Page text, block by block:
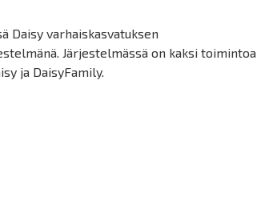
Daisy varhaiskasvatuksen
Järjestelmässä on kaksi toimintoa
ja DaisyFamily.